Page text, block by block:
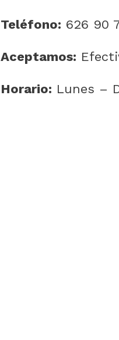
Teléfono: 626 90
Aceptamos:
Horario: Lunes –